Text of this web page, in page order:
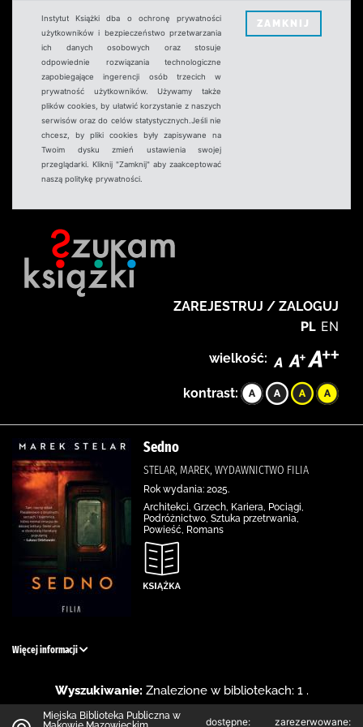
Instytut Książki dba o ochronę prywatności
użytkowników i bezpieczeństwo przetwarzania
ich danych osobowych oraz stosuje
odpowiednie rozwiązania technologiczne
zapobiegające ingerencji osób trzecich w
prywatność użytkowników. Używamy także
plików cookies, by ułatwić korzystanie z naszych
serwisów oraz do celów statystycznych.Jeśli nie
chcesz, by pliki cookies były zapisywane na
Twoim dysku zmień ustawienia swojej
przeglądarki. Kliknij "Zamknij" aby zaakceptować
naszą politykę prywatności.
ZAMKNIJ
ZAREJESTRUJ / ZALOGUJ
PL EN
wielkość:
kontrast:
Sedno
STELAR, MAREK, WYDAWNICTWO FILIA
Rok wydania: 2025.
Architekci, Grzech, Kariera, Pociągi,
Podróżnictwo, Sztuka przetrwania,
Powieść, Romans
Więcej informacji
Wyszukiwanie: Znalezione w bibliotekach: 1 .
Miejska Biblioteka Publiczna w
dostępne: zarezerwowane: